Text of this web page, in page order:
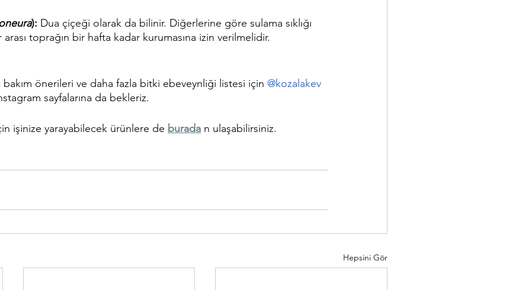
): Dua çiçeği olarak da bilinir. Diğerlerine göre sulama sıklığı
toprağın bir hafta kadar kurumasına izin verilmelidir.
önerileri ve daha fazla bitki ebeveynliği listesi için @kozalakev
sayfalarına da bekleriz.
işinize yarayabilecek ürünlere de burada n ulaşabilirsiniz.
Hepsini Gör